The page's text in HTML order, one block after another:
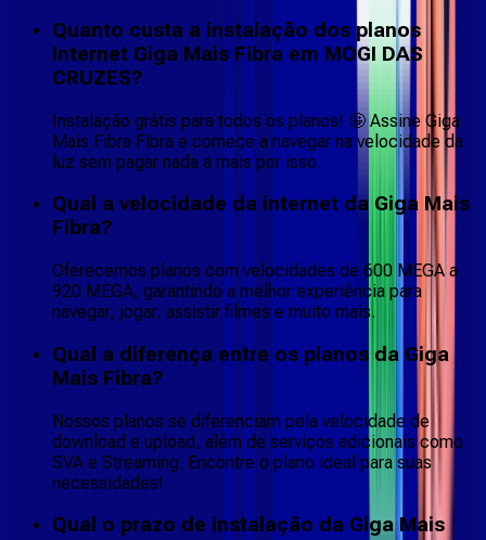
Quanto custa a instalação dos planos
Internet Giga Mais Fibra em MOGI DAS
CRUZES?
Instalação grátis para todos os planos! 🤩 Assine Giga
Mais Fibra Fibra e comece a navegar na velocidade da
luz sem pagar nada a mais por isso.
Qual a velocidade da internet da Giga Mais
Fibra?
Oferecemos planos com velocidades de 600 MEGA a
920 MEGA, garantindo a melhor experiência para
navegar, jogar, assistir filmes e muito mais.
Qual a diferença entre os planos da Giga
Mais Fibra?
Nossos planos se diferenciam pela velocidade de
download e upload, além de serviços adicionais como
SVA e Streaming. Encontre o plano ideal para suas
necessidades!
Qual o prazo de instalação da Giga Mais